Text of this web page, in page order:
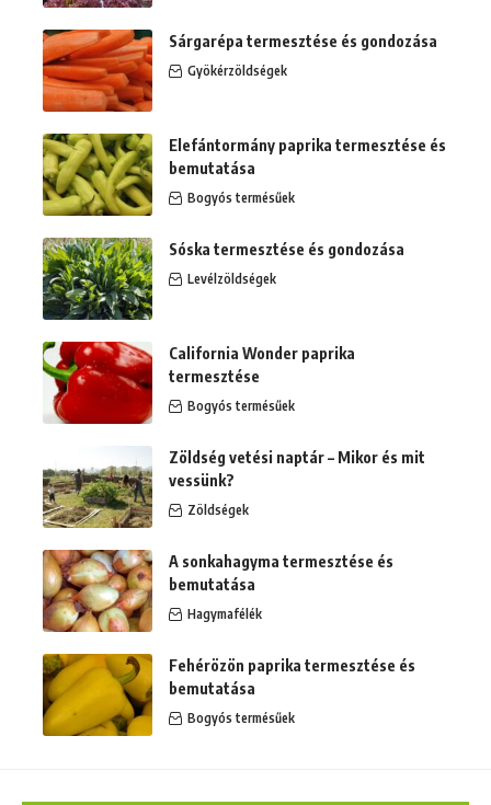
Sárgarépa termesztése és gondozása
Gyökérzöldségek
Elefántormány paprika termesztése és
bemutatása
Bogyós termésűek
Sóska termesztése és gondozása
Levélzöldségek
California Wonder paprika
termesztése
Bogyós termésűek
Zöldség vetési naptár – Mikor és mit
vessünk?
Zöldségek
A sonkahagyma termesztése és
bemutatása
Hagymafélék
Fehérözön paprika termesztése és
bemutatása
Bogyós termésűek